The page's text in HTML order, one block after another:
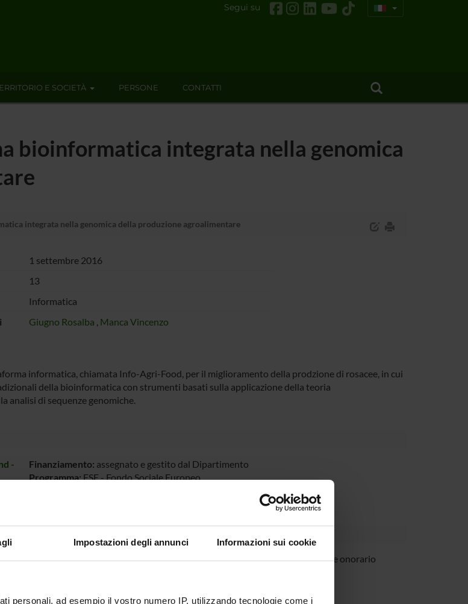
Impostazioni degli annunci Informazioni sui cookie
personali, ad esempio il vostro numero IP, utilizzando tecnologie come i
Segui su
E SOCIETÀ PERSONE CONTATTI
bioinformatica integrata nella genomica
integrata nella genomica della produzione agroalimentare
1 settembre 2016
13
Informatica
Giugno Rosalba , Manca Vincenzo
informatica, chiamata Info-Agri-Food, per il miglioramento della prodzione di rosacee, in cui
della bioinformatica con strumenti basati sulla applicazione della teoria
analisi di sequenze genomiche.
-
Finanziamento: assegnato e gestito dal Dipartimento
Programma:FSE - Fondo Sociale Europeo
Vincenzo Manca Professore onorario